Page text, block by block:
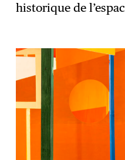
historique de